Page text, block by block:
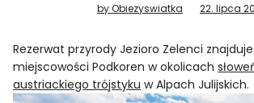
by Obiezyswiatka 22. lipca
Rezerwat przyrody Jezioro Zelenci
miejscowości Podkoren w okolicach
austriackiego trójstyku w Alpach Julijskich.